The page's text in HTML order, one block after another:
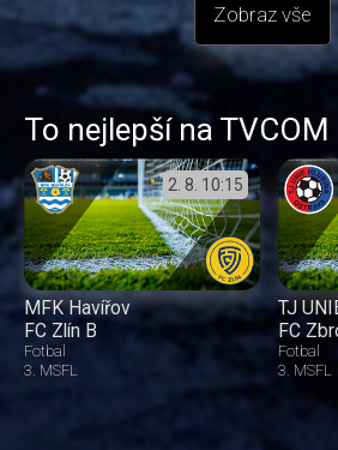
Zobraz vše
To nejlepší na TVCOM
2. 8. 10:15
MFK Havířov
FC Zlín B
Fotbal
3. MSFL
TJ
FC
Fotbal
3. MSFL